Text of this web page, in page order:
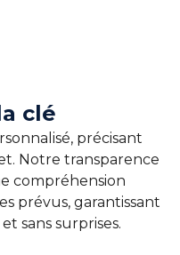
clé
précisant
Notre transparence
compréhension
prévus, garantissant
sans surprises.